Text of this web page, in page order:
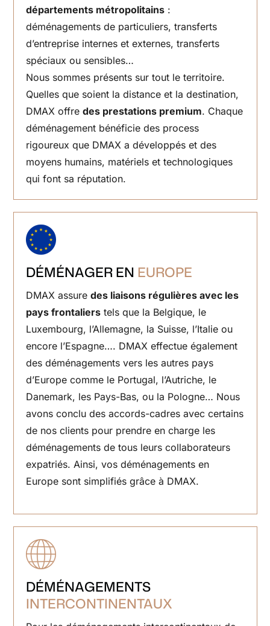
départements métropolitains :
déménagements de particuliers, transferts
d’entreprise internes et externes, transferts
spéciaux ou sensibles…
Nous sommes présents sur tout le territoire.
Quelles que soient la distance et la destination,
DMAX offredes prestations premium. Chaque
déménagement bénéficie des process
rigoureux que DMAX a développés et des
moyens humains, matériels et technologiques
qui font sa réputation.
DÉMÉNAGER EN EUROPE
DMAX assuredes liaisons régulièresavec les
pays frontaliers tels que la Belgique, le
Luxembourg, l’Allemagne, la Suisse, l’Italie ou
encore l’Espagne…. DMAX effectue également
des déménagements vers les autres pays
d’Europe comme le Portugal, l’Autriche, le
Danemark, les Pays-Bas, ou la Pologne… Nous
avons conclu des accords-cadres avec certains
de nos clients pour prendre en charge les
déménagements de tous leurs collaborateurs
expatriés. Ainsi, vos déménagements en
Europe sont simplifiés grâce à DMAX.
DÉMÉNAGEMENTS
INTERCONTINENTAUX